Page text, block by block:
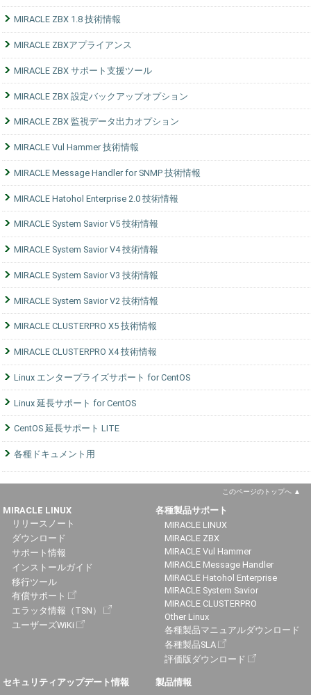
MIRACLE ZBX 1.8 技術情報
MIRACLE ZBXアプライアンス
MIRACLE ZBX サポート支援ツール
MIRACLE ZBX 設定バックアップオプション
MIRACLE ZBX 監視データ出力オプション
MIRACLE Vul Hammer 技術情報
MIRACLE Message Handler for SNMP 技術情報
MIRACLE Hatohol Enterprise 2.0 技術情報
MIRACLE System Savior V5 技術情報
MIRACLE System Savior V4 技術情報
MIRACLE System Savior V3 技術情報
MIRACLE System Savior V2 技術情報
MIRACLE CLUSTERPRO X5 技術情報
MIRACLE CLUSTERPRO X4 技術情報
Linux エンタープライズサポート for CentOS
Linux 延長サポート for CentOS
CentOS 延長サポート LITE
各種ドキュメント用
このページのトップへ
MIRACLE LINUX
リリースノート
ダウンロード
サポート情報
インストールガイド
移行ツール
有償サポート
エラッタ情報（TSN）
ユーザーズWiKi
各種製品サポート
MIRACLE LINUX
MIRACLE ZBX
MIRACLE Vul Hammer
MIRACLE Message Handler
MIRACLE Hatohol Enterprise
MIRACLE System Savior
MIRACLE CLUSTERPRO
Other Linux
各種製品マニュアルダウンロード
各種製品SLA
評価版ダウンロード
セキュリティアップデート情報 製品情報